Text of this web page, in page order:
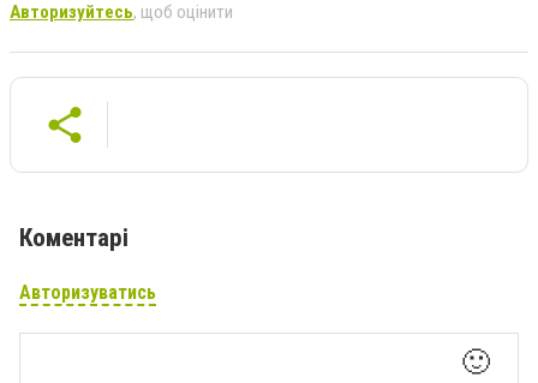
Авторизуйтесь, щоб оцінити
Коментарі
Авторизуватись
🙂